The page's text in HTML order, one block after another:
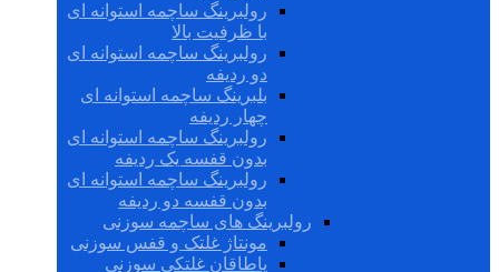
رولبرینگ ساچمه استوانه ای
با ظرفیت بالا
رولبرینگ ساچمه استوانه ای
دو ردیفه
بلبرینگ ساچمه استوانه ای
چهار ردیفه
رولبرینگ ساچمه استوانه ای
بدون قفسه یک ردیفه
رولبرینگ ساچمه استوانه ای
بدون قفسه دو ردیفه
رولبرینگ های ساچمه سوزنی
مونتاژ غلتک و قفس سوزنی
یاطاقان غلتکی سوزنی